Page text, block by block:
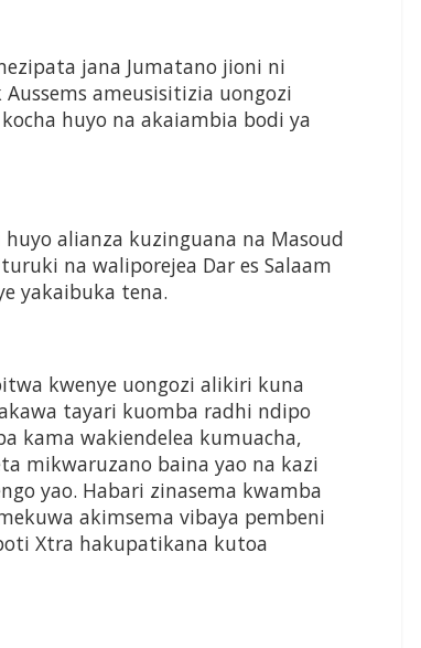
jana Jumatano jioni ni
ameusisitizia uongozi
huyo na akaiambia bodi ya
alianza kuzinguana na Masoud
na waliporejea Dar es Salaam
yakaibuka tena.
kwenye uongozi alikiri kuna
tayari kuomba radhi ndipo
kama wakiendelea kumuacha,
mikwaruzano baina yao na kazi
yao. Habari zinasema kwamba
akimsema vibaya pembeni
Xtra hakupatikana kutoa